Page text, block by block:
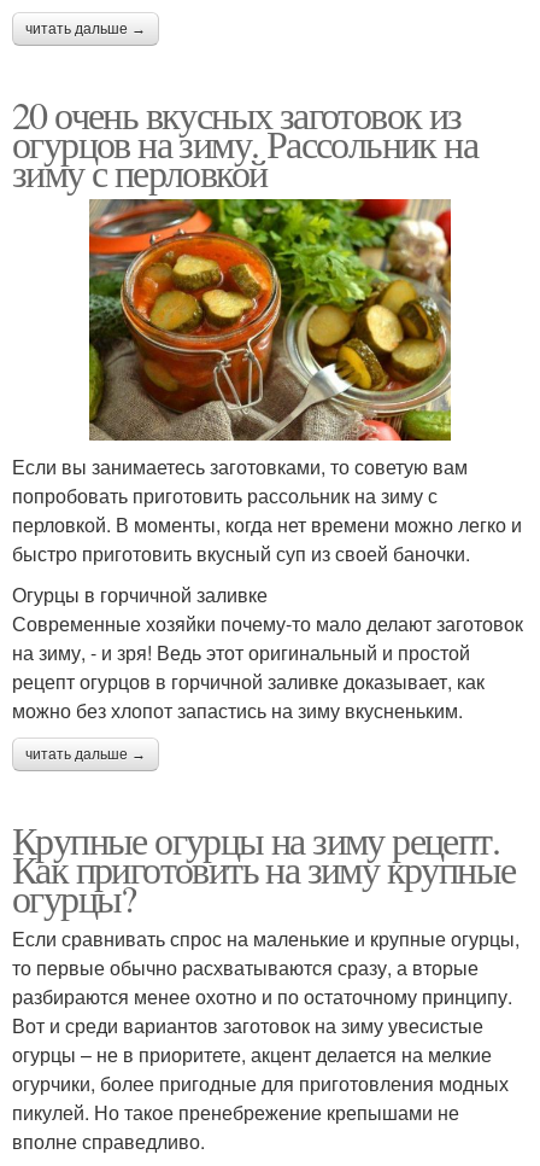
читать дальше →
20 очень вкусных заготовок из
огурцов на зиму. Рассольник на
зиму с перловкой
Если вы занимаетесь заготовками, то советую вам
попробовать приготовить рассольник на зиму с
перловкой. В моменты, когда нет времени можно легко и
быстро приготовить вкусный суп из своей баночки.
Огурцы в горчичной заливке
Современные хозяйки почему-то мало делают заготовок
на зиму, - и зря! Ведь этот оригинальный и простой
рецепт огурцов в горчичной заливке доказывает, как
можно без хлопот запастись на зиму вкусненьким.
читать дальше →
Крупные огурцы на зиму рецепт.
Как приготовить на зиму крупные
огурцы?
Если сравнивать спрос на маленькие и крупные огурцы,
то первые обычно расхватываются сразу, а вторые
разбираются менее охотно и по остаточному принципу.
Вот и среди вариантов заготовок на зиму увесистые
огурцы – не в приоритете, акцент делается на мелкие
огурчики, более пригодные для приготовления модных
пикулей. Но такое пренебрежение крепышами не
вполне справедливо.